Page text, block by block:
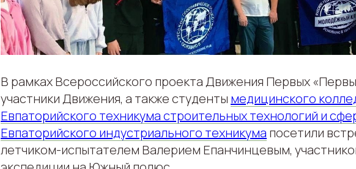
В рамках Всероссийского проекта Движения Первых
участники Движения, а также студенты медицинского
Евпаторийского техникума строительных технологий и
Евпаторийского индустриального техникума посетили
летчиком-испытателем Валерием Епанчинцевым,